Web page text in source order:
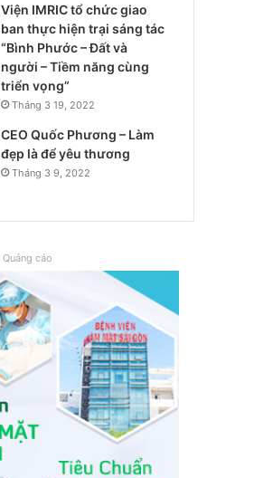
Viện IMRIC tổ chức giao
ban thực hiện trại sáng tác
“Bình Phước – Đất và
người – Tiềm năng cùng
triển vọng”
Tháng 3 19, 2022
CEO Quốc Phương – Làm
đẹp là để yêu thương
Tháng 3 9, 2022
Quảng cáo